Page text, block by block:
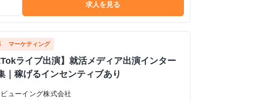
求人を見る
マーケティング
ライブ出演】就活メディア出演インター
｜稼げるインセンティブあり
ビューイング株式会社